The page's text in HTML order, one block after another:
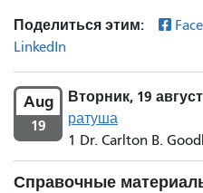
Поделиться этим:
LinkedIn
Aug
19
Вторник, 19
ратуша
1 Dr. Carlton B.
Справочные